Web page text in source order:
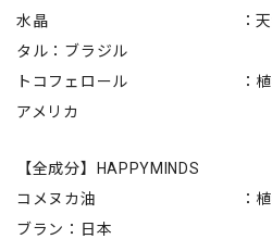
水晶 ：天然由来：
タル：ブラジル
トコフェロール ：植物由
アメリカ
【全成分】HAPPYMINDS
コメヌカ油 ：植物由来
ブラン：日本